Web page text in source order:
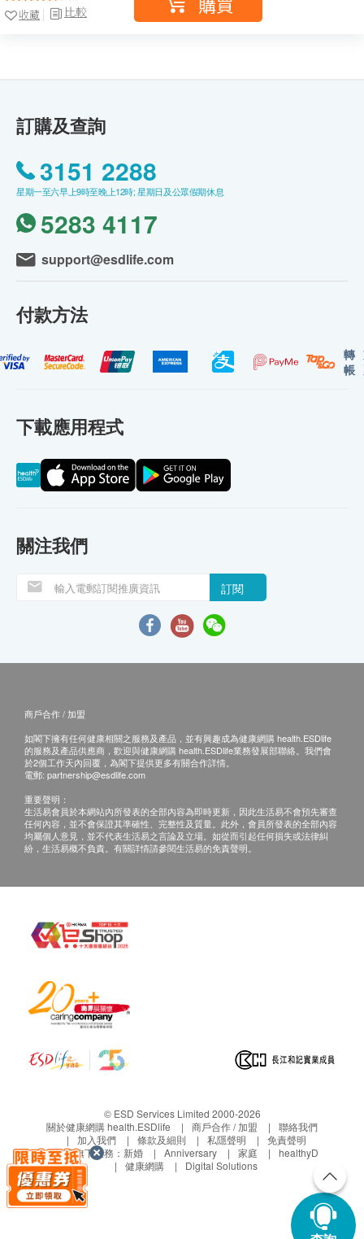
比較
收藏
訂購及查詢
3151 2288
星期一至六早上9時至晚上12時; 星期日及公眾假期休息
5283 4117
support@esdlife.com
付款方法
轉
帳
下載應用程式
關注我們
訂閱
商戶合作 / 加盟
如閣下擁有任何健康相關之服務及產品，並有興趣成為健康網購 health.ESDlife
的服務及產品供應商，歡迎與健康網購 health.ESDlife業務發展部聯絡。我們會
於2個工作天內回覆，為閣下提供更多有關合作詳情。
電郵: partnership@esdlife.com
重要聲明：
生活易會員於本網站內所發表的全部內容為即時更新，因此生活易不會預先審查
任何內容，並不會保證其準確性、完整性及質量。此外，會員所發表的全部內容
均屬個人意見，並不代表生活易之言論及立場。如從而引起任何損失或法律糾
紛，生活易概不負責。有關詳情請參閱生活易的免責聲明。
© ESD Services Limited 2000-2026
關於健康網購 health.ESDlife
商戶合作 / 加盟
聯絡我們
加入我們
條款及細則 私隱聲明
免責聲明
生活易旗下業務： 新婚 Anniversary 家庭
healthyD
健康網購
Digital Solutions